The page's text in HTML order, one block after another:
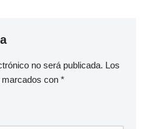
no será publicada. Los
con *